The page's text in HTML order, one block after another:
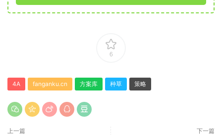
6
4A fanganku.cn 方案库 种草 策略
上一篇 下一篇